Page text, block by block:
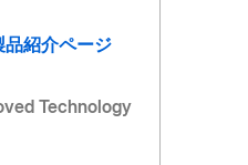
品紹介ページ
Technology